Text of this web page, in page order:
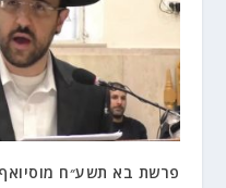
פרשת בא תשע״ח